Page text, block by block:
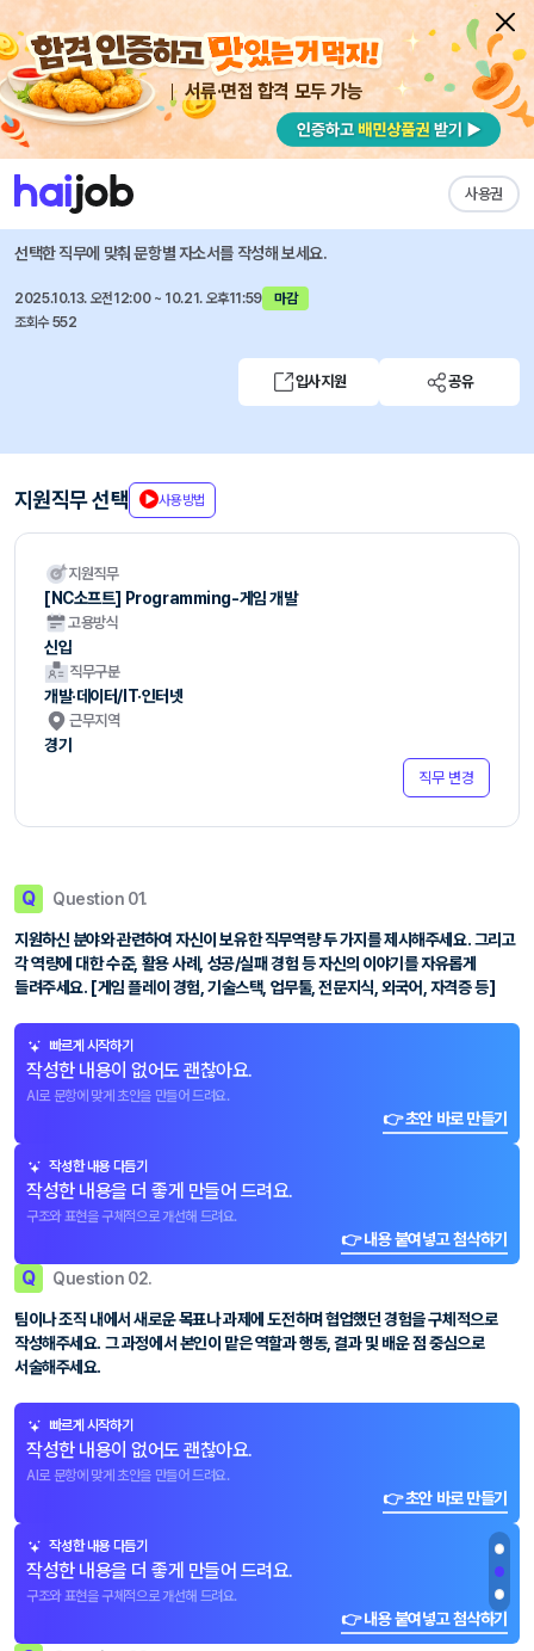
서류·면접 합격 모두 가능
사용권
채용공고 자소서 자유항목 자소서 내 작성목록
엔씨소프트 즐겨찾기
2025 신입사원 공개채용
선택한 직무에 맞춰 문항별 자소서를 작성해 보세요.
2025.10.13. 오전12:00 ~ 10.21. 오후11:59
마감
조회수 552
입사지원 공유
지원직무 선택 사용방법
지원직무
[NC소프트] Programming-게임 개발
고용방식
신입
직무구분
개발·데이터/IT·인터넷
근무지역
경기
직무 변경
Q Question 01.
지원하신 분야와 관련하여 자신이 보유한 직무역량 두 가지를 제시해주세요. 그리고
각 역량에 대한 수준, 활용 사례, 성공/실패 경험 등 자신의 이야기를 자유롭게
들려주세요. [게임 플레이 경험, 기술스택, 업무툴, 전문지식, 외국어, 자격증 등]
빠르게 시작하기
작성한 내용이 없어도 괜찮아요.
AI로 문항에 맞게 초안을 만들어 드려요.
👉 초안 바로 만들기
작성한 내용 다듬기
작성한 내용을 더 좋게 만들어 드려요.
구조와 표현을 구체적으로 개선해 드려요.
👉 내용 붙여넣고 첨삭하기
Q Question 02.
팀이나 조직 내에서 새로운 목표나 과제에 도전하며 협업했던 경험을 구체적으로
작성해주세요. 그 과정에서 본인이 맡은 역할과 행동, 결과 및 배운 점 중심으로
서술해주세요.
빠르게 시작하기
작성한 내용이 없어도 괜찮아요.
AI로 문항에 맞게 초안을 만들어 드려요.
👉 초안 바로 만들기
작성한 내용 다듬기
작성한 내용을 더 좋게 만들어 드려요.
구조와 표현을 구체적으로 개선해 드려요.
👉 내용 붙여넣고 첨삭하기